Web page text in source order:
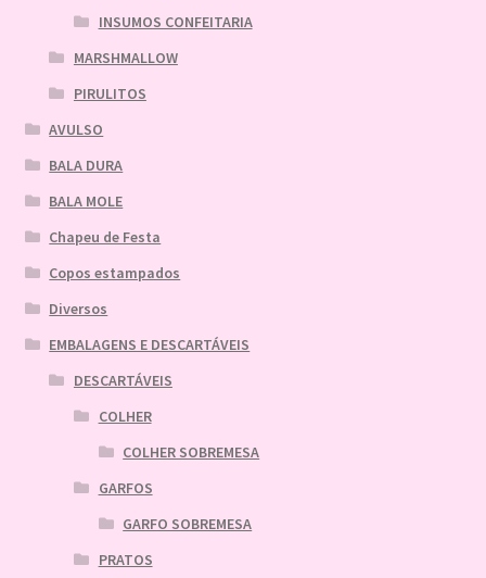
INSUMOS CONFEITARIA
MARSHMALLOW
PIRULITOS
AVULSO
BALA DURA
BALA MOLE
Chapeu de Festa
Copos estampados
Diversos
EMBALAGENS E DESCARTÁVEIS
DESCARTÁVEIS
COLHER
COLHER SOBREMESA
GARFOS
GARFO SOBREMESA
PRATOS